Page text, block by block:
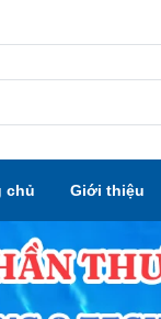
chủ Giới thiệu